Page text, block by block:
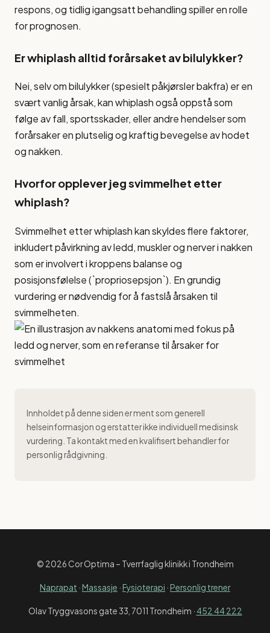
respons, og tidlig igangsatt behandling spiller en rolle
for prognosen.
Er whiplash alltid forårsaket av bilulykker?
Nei, selv om bilulykker (spesielt påkjørsler bakfra) er en
svært vanlig årsak, kan whiplash også oppstå som
følge av fall, sportsskader, eller andre hendelser som
forårsaker en plutselig og kraftig bevegelse av hodet
og nakken.
Hvorfor opplever jeg svimmelhet etter
whiplash?
Svimmelhet etter whiplash kan skyldes flere faktorer,
inkludert påvirkning av ledd, muskler og nerver i nakken
som er involvert i kroppens balanse og
posisjonsfølelse (`propriosepsjon`). En grundig
vurdering er nødvendig for å fastslå årsaken til
svimmelheten.
Innholdet på denne siden er ment som generell
helseinformasjon og erstatter ikke individuell medisinsk
vurdering. Ta kontakt med en kvalifisert behandler for
personlig rådgivning.
© 2026 Cor Optima – Tverrfaglig klinikk i Trondheim
Naprapat · Massasje · Fysioterapi · Personlig trener
Olav Tryggvasons gate 33, 7011 Trondheim · 452 44 222